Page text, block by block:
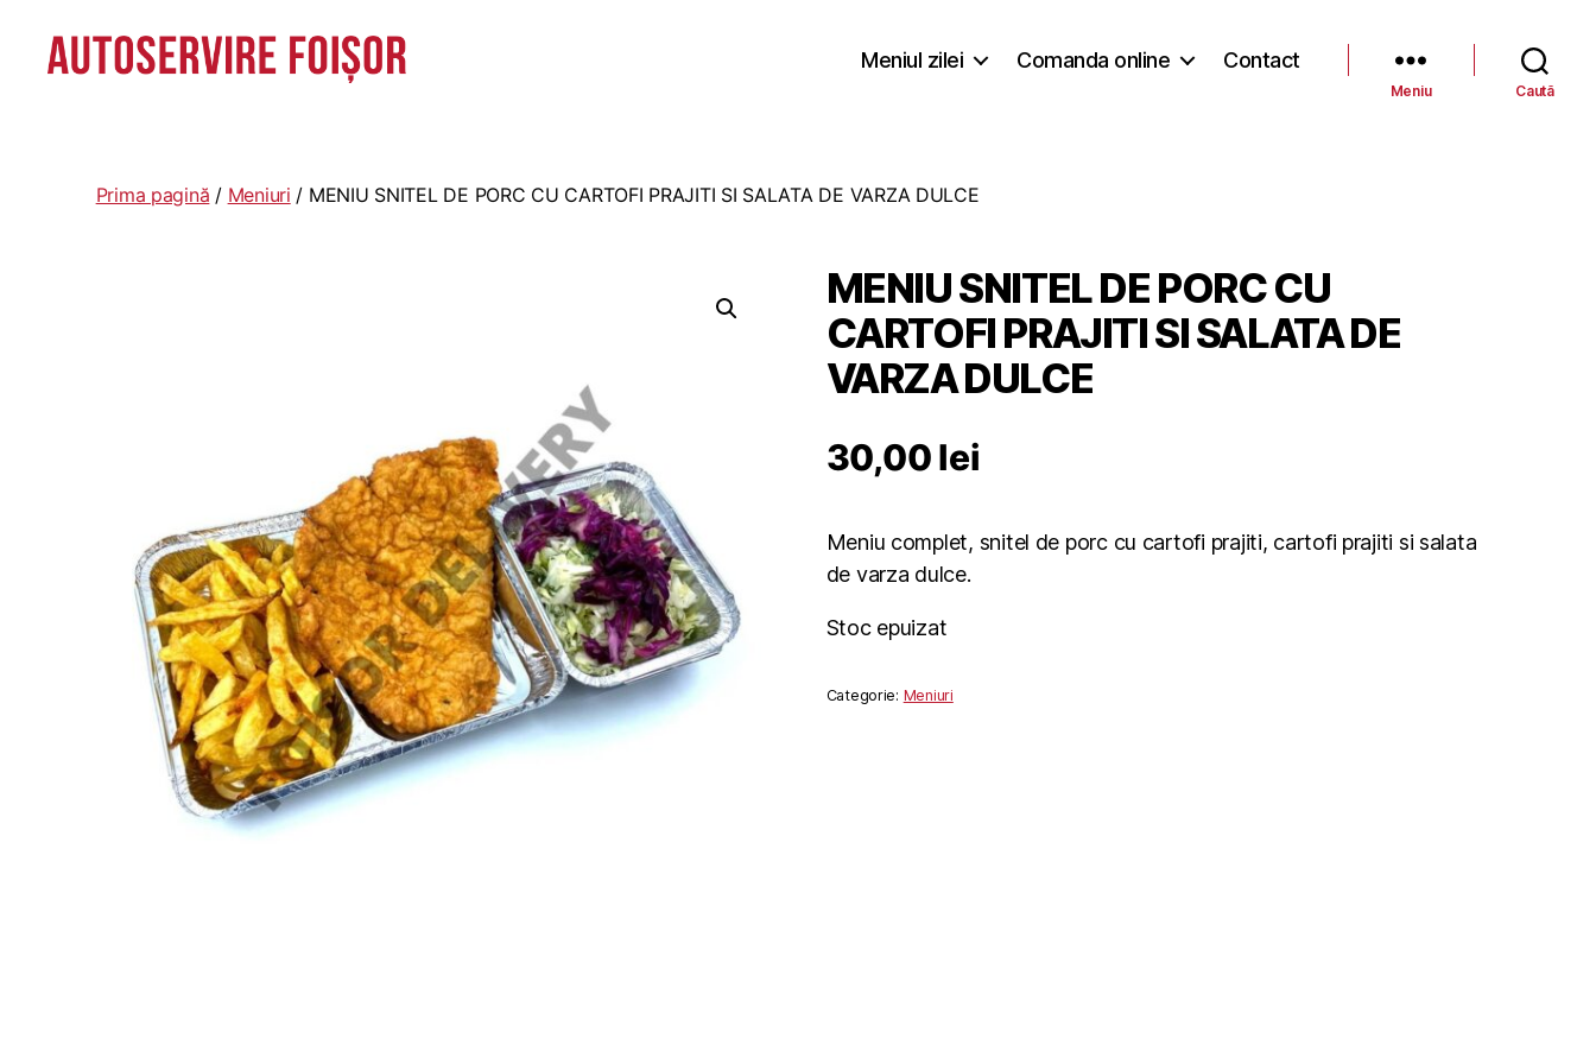
Lascăr
Meniul zilei Comanda online Contact
Meniu Caută
Prima pagină / Meniuri / MENIU SNITEL DE PORC CU CARTOFI PRAJITI SI SALATA DE VARZA DULCE
MENIU SNITEL DE PORC CU
CARTOFI PRAJITI SI SALATA DE
VARZA DULCE
30,00lei
Meniu complet, snitel de porc cu cartofi prajiti, cartofi prajiti si salata
de varza dulce.
Stoc epuizat
Categorie: Meniuri